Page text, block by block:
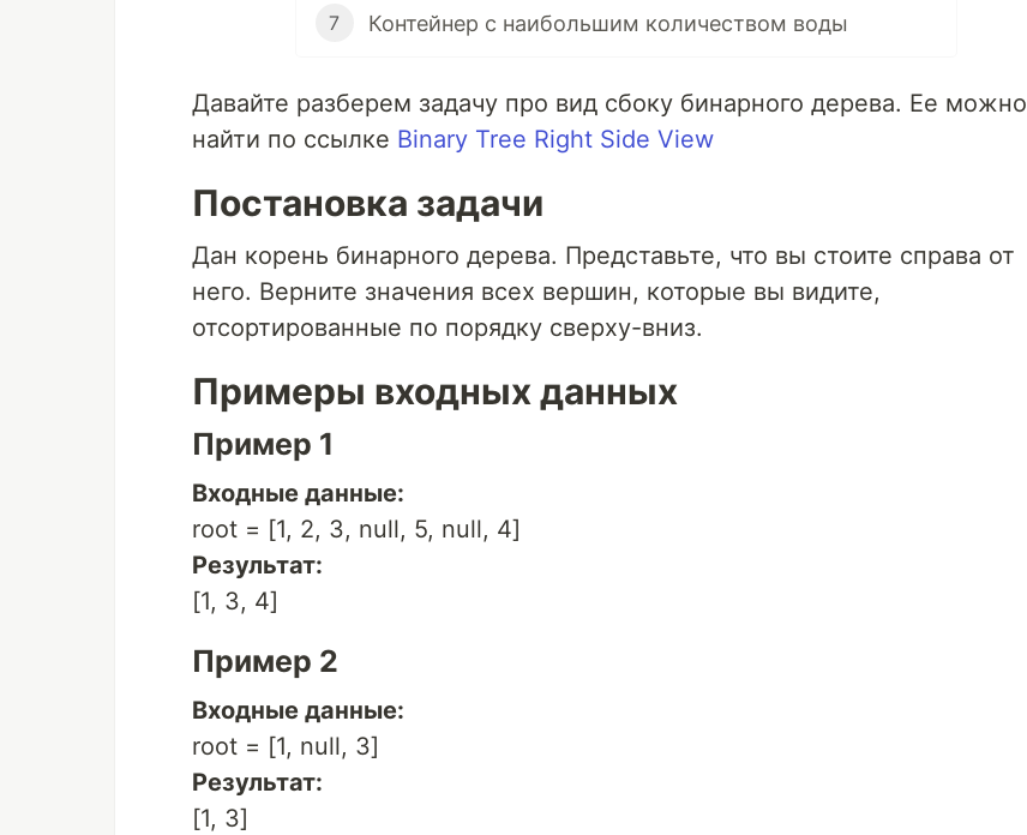
7 Контейнер с наибольшим количеством воды
Давайте разберем задачу про вид сбоку бинарного дерева. Ее можно
найти по ссылке Binary Tree Right Side View
Постановка задачи
Дан корень бинарного дерева. Представьте, что вы стоите справа от
него. Верните значения всех вершин, которые вы видите,
отсортированные по порядку сверху-вниз.
Примеры входных данных
Пример 1
Входные данные:
root = [1, 2, 3, null, 5, null, 4]
Результат:
[1, 3, 4]
Пример 2
Входные данные:
root = [1, null, 3]
Результат:
[1, 3]